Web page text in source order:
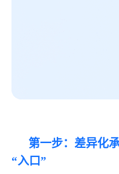
第一步：差异化
“入口”